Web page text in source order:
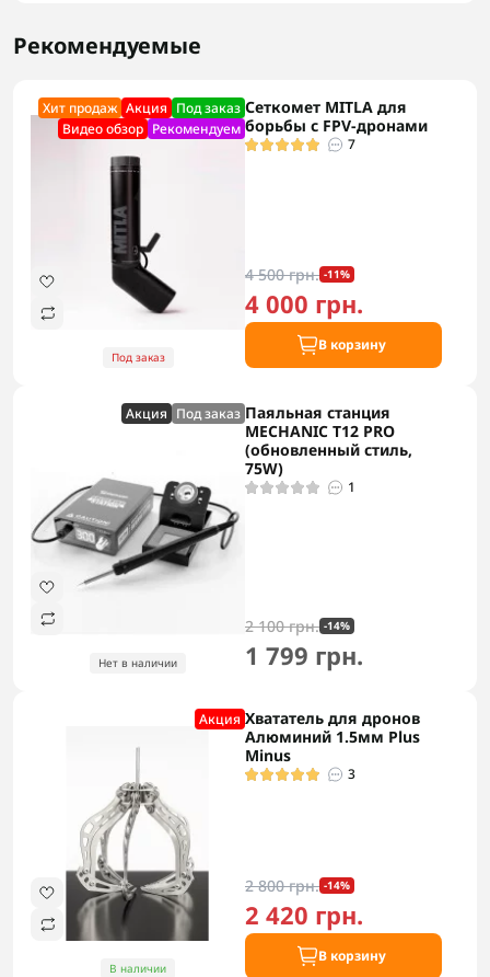
Рекомендуемые
Хит продаж Акция Под заказ
Видео обзор Рекомендуем
Под заказ
Сеткомет MITLA для
борьбы с FPV-дронами
7
4 500 грн. -11%
4 000 грн.
В корзину
Акция Под заказ
Нет в наличии
Паяльная станция
MECHANIC T12 PRO
(обновленный стиль,
75W)
1
2 100 грн. -14%
1 799 грн.
Акция
В наличии
Хвататель для дронов
Алюминий 1.5мм Plus
Minus
3
2 800 грн. -14%
2 420 грн.
В корзину